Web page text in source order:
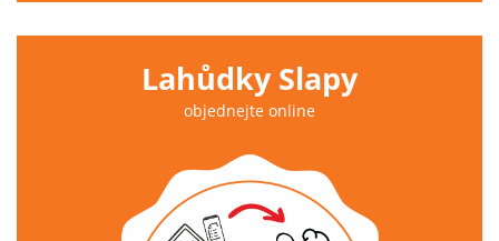
Lahůdky Slapy
objednejte online